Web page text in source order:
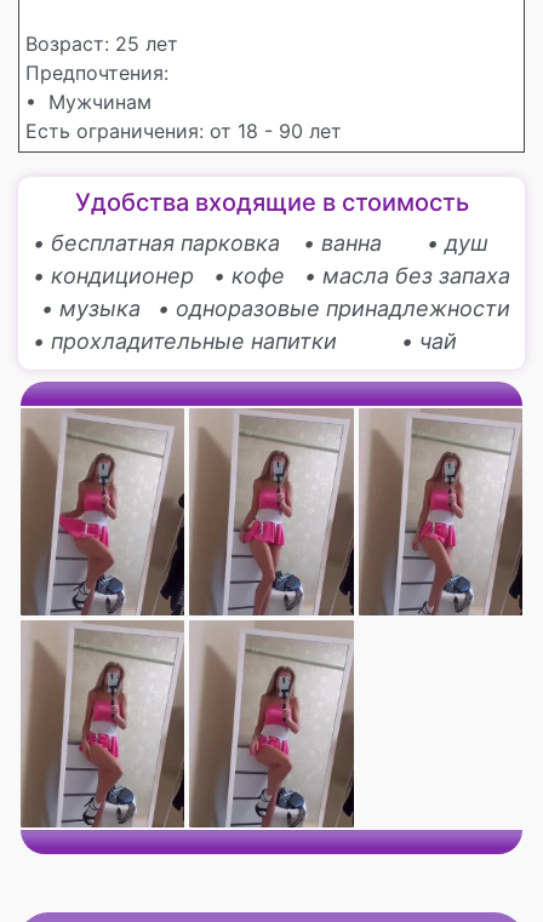
Возраст: 25 лет
Предпочтения:
• Мужчинам
Есть ограничения: от 18 - 90 лет
Удобства входящие в стоимость
• бесплатная парковка • ванна
• душ
• кондиционер
• кофе
• масла без запаха
• музыка
• одноразовые принадлежности
• прохладительные напитки
• чай